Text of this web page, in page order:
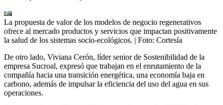
La propuesta de valor de los modelos de negocio regenerativos
ofrece al mercado productos y servicios que impactan positivamente
la salud de los sistemas socio-ecológicos. | Foto: Cortesía
De otro lado, Viviana Cerón, líder senior de Sostenibilidad de la
empresa Sucroal, expresó que trabajan en el enrutamiento de la
compañía hacia una transición energética, una economía baja en
carbono, además de impulsar la eficiencia del uso del agua en sus
operaciones.